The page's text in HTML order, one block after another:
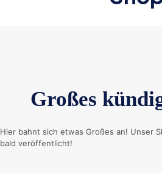
Großes
Hier bahnt sich etwas Großes an! Unser
bald veröffentlicht!